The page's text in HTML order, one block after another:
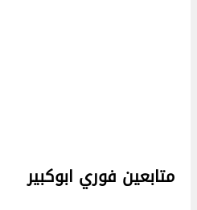
متابعين فوري ابوكبير